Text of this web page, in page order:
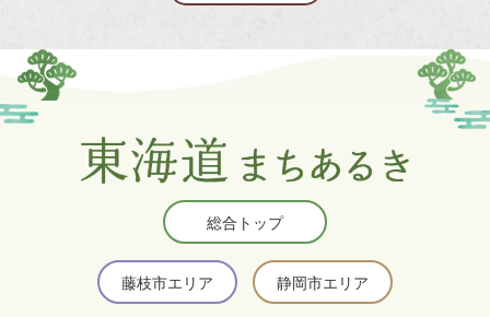
総合トップ
藤枝市エリア 静岡市エリア